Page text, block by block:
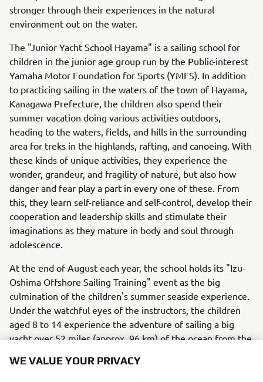
stronger through their experiences in the natural
environment out on the water.
The "Junior Yacht School Hayama" is a sailing school for
children in the junior age group run by the Public-interest
Yamaha Motor Foundation for Sports (YMFS). In addition
to practicing sailing in the waters of the town of Hayama,
Kanagawa Prefecture, the children also spend their
summer vacation doing various activities outdoors,
heading to the waters, fields, and hills in the surrounding
area for treks in the highlands, rafting, and canoeing. With
these kinds of unique activities, they experience the
wonder, grandeur, and fragility of nature, but also how
danger and fear play a part in every one of these. From
this, they learn self-reliance and self-control, develop their
cooperation and leadership skills and stimulate their
imaginations as they mature in body and soul through
adolescence.
At the end of August each year, the school holds its "Izu-
Oshima Offshore Sailing Training" event as the big
culmination of the children's summer seaside experience.
Under the watchful eyes of the instructors, the children
aged 8 to 14 experience the adventure of sailing a big
yacht over 52 miles (approx. 96 km) of the ocean from the
own jobs to perform and often they need to talk together
WE VALUE YOUR PRIVACY